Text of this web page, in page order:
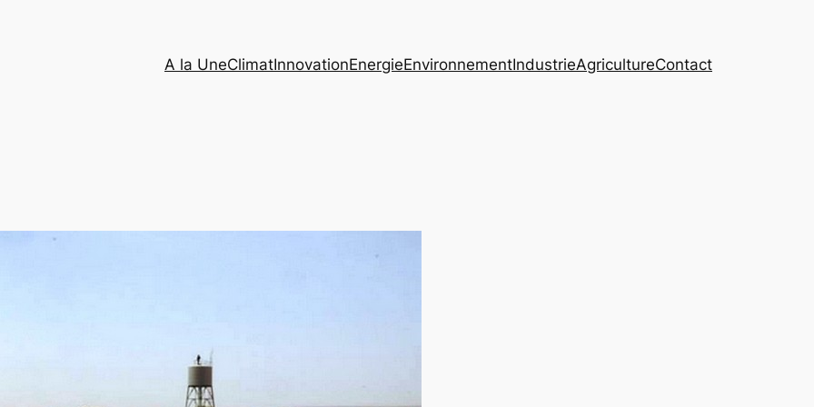
A la UneClimatInnovationEnergieEnvironnementIndustrieAgricultureContact